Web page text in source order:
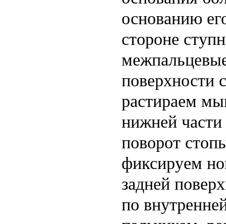
основанию
стороне
поверхности
растираем
нижней
поворот
фиксируем
задней
по